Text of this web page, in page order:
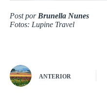
Post por Brunella Nunes
Fotos: Lupine Travel
ANTERIOR